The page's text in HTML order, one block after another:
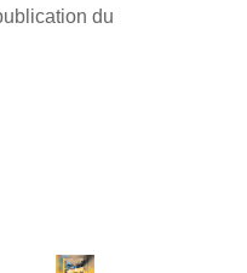
du